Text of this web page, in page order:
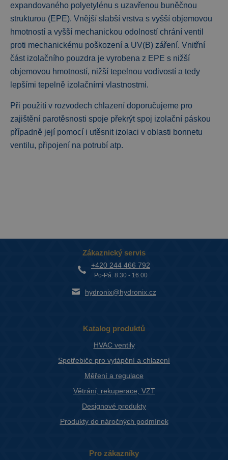
expandovaného polyetylénu s uzavřenou buněčnou
strukturou (EPE). Vnější slabší vrstva s vyšší objemovou
hmotností a vyšší mechanickou odolností chrání ventil
proti mechanickému poškození a UV(B) záření. Vnitřní
část izolačního pouzdra je vyrobena z EPE s nižší
objemovou hmotností, nižší tepelnou vodivostí a tedy
lepšími tepelně izolačními vlastnostmi.
Při použití v rozvodech chlazení doporučujeme pro
zajištění parotěsnosti spoje překrýt spoj izolační páskou
případně její pomocí i utěsnit izolaci v oblasti bonnetu
ventilu, připojení na potrubí atp.
Zákaznický servis
+420 244 466 792
Po-Pá: 8:30 - 16:00
hydronix@hydronix.cz
Katalog produktů
HVAC ventily
Spotřebiče pro vytápění a chlazení
Měření a regulace
Větrání, rekuperace, VZT
Designové produkty
Produkty do náročných podmínek
Pro zákazníky